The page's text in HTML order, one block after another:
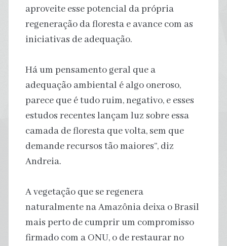
aproveite esse potencial da própria
regeneração da floresta e avance com as
iniciativas de adequação.
Há um pensamento geral que a
adequação ambiental é algo oneroso,
parece que é tudo ruim, negativo, e esses
estudos recentes lançam luz sobre essa
camada de floresta que volta, sem que
demande recursos tão maiores”, diz
Andreia.
A vegetação que se regenera
naturalmente na Amazônia deixa o Brasil
mais perto de cumprir um compromisso
firmado com a ONU, o de restaurar no